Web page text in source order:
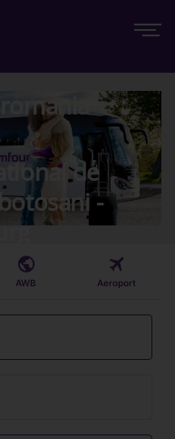
de
-
󰇧
AWB
󰀝
Aeroport